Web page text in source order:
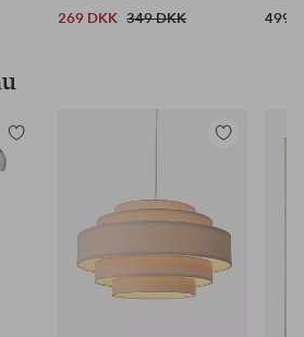
269 DKK 349 DKK 499
Tilføj
til
Tilføj